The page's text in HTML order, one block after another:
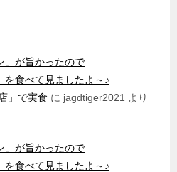
」が旨かったので
を食べて見ましたよ～♪
」で実食 に jagdtiger2021 より
」が旨かったので
を食べて見ましたよ～♪